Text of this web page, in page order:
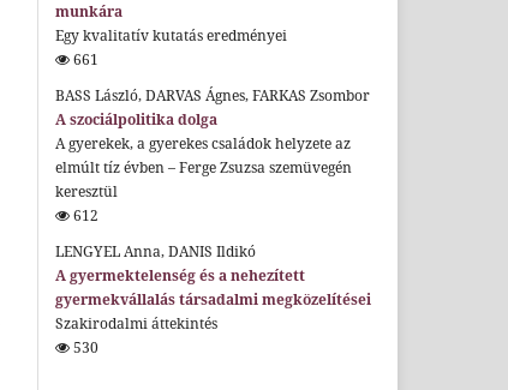
munkára
Egy kvalitatív kutatás eredményei
661
BASS László, DARVAS Ágnes, FARKAS Zsombor
A szociálpolitika dolga
A gyerekek, a gyerekes családok helyzete az
elmúlt tíz évben – Ferge Zsuzsa szemüvegén
keresztül
612
LENGYEL Anna, DANIS Ildikó
A gyermektelenség és a nehezített
gyermekvállalás társadalmi megközelítései
Szakirodalmi áttekintés
530